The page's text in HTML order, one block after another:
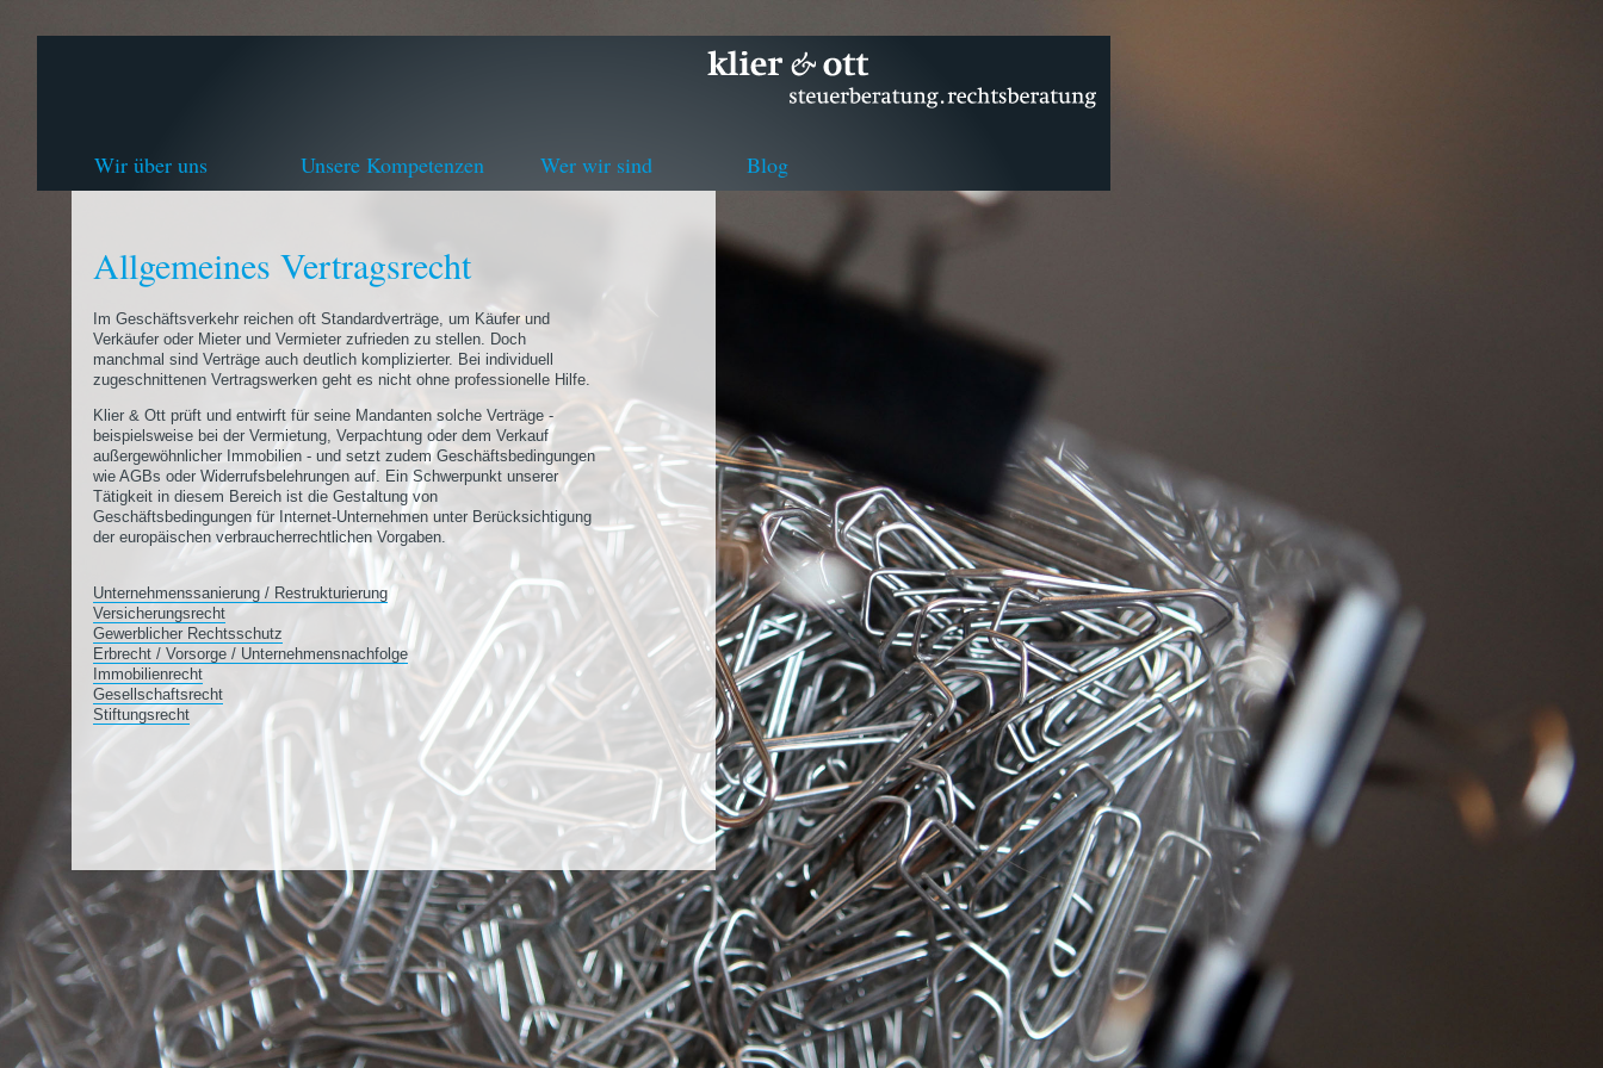
Wir über uns Unsere Kompetenzen Wer wir sind Blog
Allgemeines Vertragsrecht
Im Geschäftsverkehr reichen oft Standardverträge, um Käufer und
Verkäufer oder Mieter und Vermieter zufrieden zu stellen. Doch
manchmal sind Verträge auch deutlich komplizierter. Bei individuell
zugeschnittenen Vertragswerken geht es nicht ohne professionelle Hilfe.
Klier & Ott prüft und entwirft für seine Mandanten solche Verträge -
beispielsweise bei der Vermietung, Verpachtung oder dem Verkauf
außergewöhnlicher Immobilien - und setzt zudem Geschäftsbedingungen
wie AGBs oder Widerrufsbelehrungen auf. Ein Schwerpunkt unserer
Tätigkeit in diesem Bereich ist die Gestaltung von
Geschäftsbedingungen für Internet-Unternehmen unter Berücksichtigung
der europäischen verbraucherrechtlichen Vorgaben.
Unternehmenssanierung / Restrukturierung
Versicherungsrecht
Gewerblicher Rechtsschutz
Erbrecht / Vorsorge / Unternehmensnachfolge
Immobilienrecht
Gesellschaftsrecht
Stiftungsrecht